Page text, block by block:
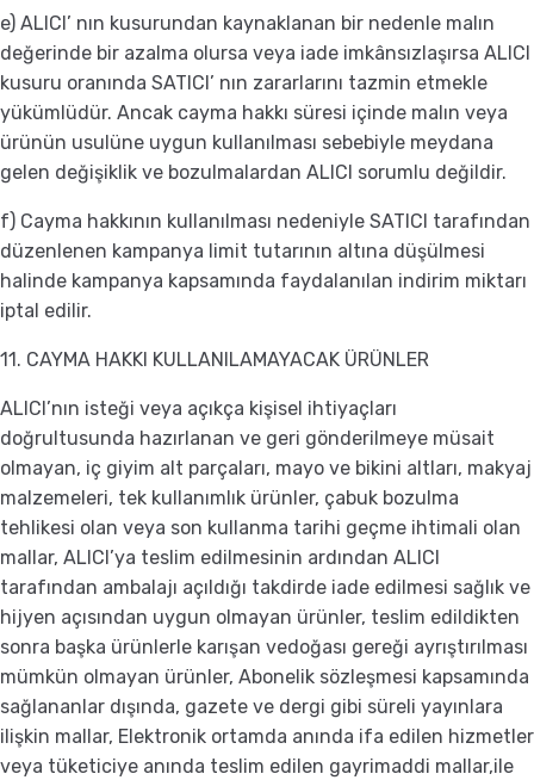
e) ALICI’ nın kusurundan kaynaklanan bir nedenle malın
değerinde bir azalma olursa veya iade imkânsızlaşırsa ALICI
kusuru oranında SATICI’ nın zararlarını tazmin etmekle
yükümlüdür. Ancak cayma hakkı süresi içinde malın veya
ürünün usulüne uygun kullanılması sebebiyle meydana
gelen değişiklik ve bozulmalardan ALICI sorumlu değildir.
f) Cayma hakkının kullanılması nedeniyle SATICI tarafından
düzenlenen kampanya limit tutarının altına düşülmesi
halinde kampanya kapsamında faydalanılan indirim miktarı
iptal edilir.
11. CAYMA HAKKI KULLANILAMAYACAK ÜRÜNLER
ALICI’nın isteği veya açıkça kişisel ihtiyaçları
doğrultusunda hazırlanan ve geri gönderilmeye müsait
olmayan, iç giyim alt parçaları, mayo ve bikini altları, makyaj
malzemeleri, tek kullanımlık ürünler, çabuk bozulma
tehlikesi olan veya son kullanma tarihi geçme ihtimali olan
mallar, ALICI’ya teslim edilmesinin ardından ALICI
tarafından ambalajı açıldığı takdirde iade edilmesi sağlık ve
hijyen açısından uygun olmayan ürünler, teslim edildikten
sonra başka ürünlerle karışan vedoğası gereği ayrıştırılması
mümkün olmayan ürünler, Abonelik sözleşmesi kapsamında
sağlananlar dışında, gazete ve dergi gibi süreli yayınlara
ilişkin mallar, Elektronik ortamda anında ifa edilen hizmetler
veya tüketiciye anında teslim edilen gayrimaddi mallar,ile